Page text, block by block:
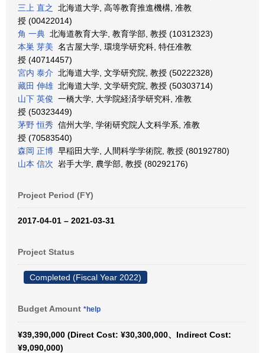
三上 直之
北海道大学, 高等教育推進機構, 准教
授 (00422014)
角 一典 北海道教育大学, 教育学部, 教授 (10312323)
本巣 芽美 名古屋大学, 環境学研究科, 特任准教
授 (40714457)
宮内 泰介 北海道大学, 文学研究院, 教授 (50222328)
藏田 伸雄 北海道大学, 文学研究院, 教授 (50303714)
山下 英俊 一橋大学, 大学院経済学研究科, 准教
授 (50323449)
茅野 恒秀 信州大学, 学術研究院人文科学系, 准教
授 (70583540)
森岡 正博 早稲田大学, 人間科学学術院, 教授 (80192780)
山本 信次 岩手大学, 農学部, 教授 (80292176)
Project Period (FY)
2017-04-01 – 2021-03-31
Project Status
Completed (Fiscal Year 2022)
Budget Amount *help
¥39,390,000 (Direct Cost: ¥30,300,000、Indirect Cost:
¥9,090,000)